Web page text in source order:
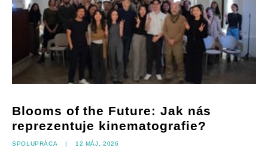
Blooms of the Future: Jak nás
reprezentuje kinematografie?
spolupráca | 12 máj, 2026